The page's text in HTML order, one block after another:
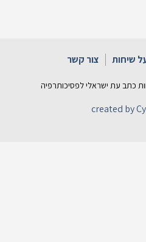
שיחות צור קשר
כתב עת ישראלי לפסיכותרפיה
created by